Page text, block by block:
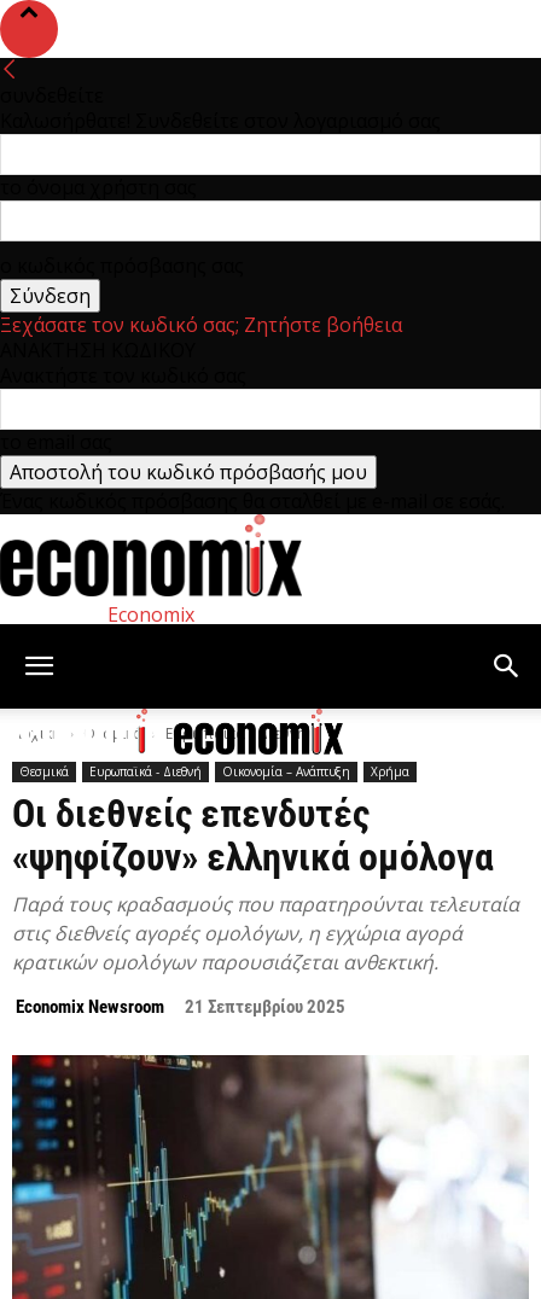
Ξεχάσατε τον κωδικό σας; Ζητήστε βοήθεια
Economix
Αρχική Θεσμικά Ευρωπαϊκά - Διεθνή
Θεσμικά Ευρωπαϊκά - Διεθνή Οικονομία – Ανάπτυξη Χρήμα
Οι διεθνείς επενδυτές
«ψηφίζουν» ελληνικά ομόλογα
Παρά τους κραδασμούς που παρατηρούνται τελευταία
στις διεθνείς αγορές ομολόγων, η εγχώρια αγορά
κρατικών ομολόγων παρουσιάζεται ανθεκτική.
Economix Newsroom 21 Σεπτεμβρίου 2025